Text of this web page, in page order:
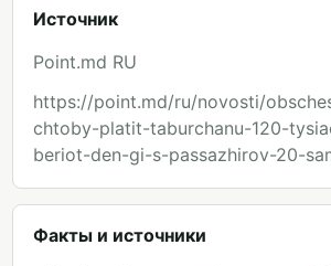
Источник
Point.md RU
https://point.md/ru/novosti/
chtoby-platit-taburchanu-120-
beriot-den-gi-s-passazhirov-20-
Факты и источники